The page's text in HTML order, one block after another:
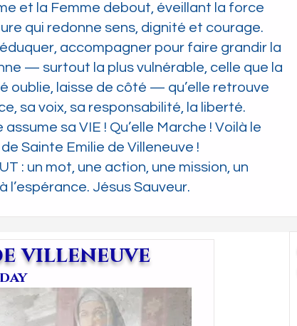
et la Femme debout, éveillant la force
qui redonne sens, dignité et courage.
accompagner pour faire grandir la
— surtout la plus vulnérable, celle que la
oublie, laisse de côté — qu’elle retrouve
sa voix, sa responsabilité, la liberté.
assume sa VIE ! Qu’elle Marche ! Voilà le
Sainte Emilie de Villeneuve !
: un mot, une action, une mission, un
l’espérance. Jésus Sauveur.
villeneuve